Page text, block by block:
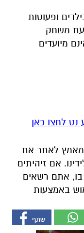
ופעוטות
משחק
מיועדים
לחצו כאן
מאמץ לאתר את
אם זיהיתים
בו, אתם רשאים
באמצעות